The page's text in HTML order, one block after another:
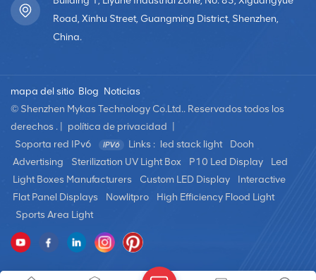
Road, Xinhu Street, Guangming District, Shenzhen,
China.
mapa del sitio Blog Noticias
© Shenzhen Mykas Technology Co.Ltd.. Reservados todos los
derechos . |
política de privacidad
Soporta red IPv6
Links : led stack light
Dooh
Advertising
Sterilization UV Light Box P10 Led Display
Led
Light Boxes Manufacturers
Custom LED Display
Interactive
Flat Panel Displays
Nowlitpro
High Efficiency Flood Light
Sports Area Light